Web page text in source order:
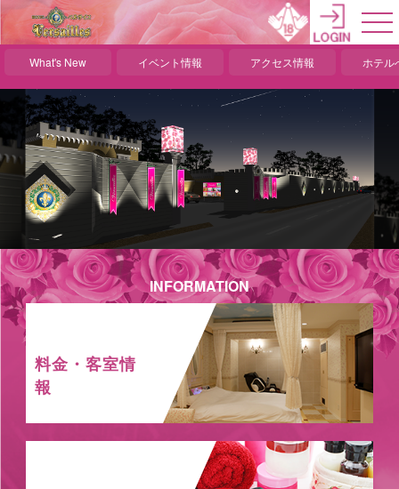
What's New イベント情報 アクセス情報 ホテル
INFORMATION
料金・客室情
報